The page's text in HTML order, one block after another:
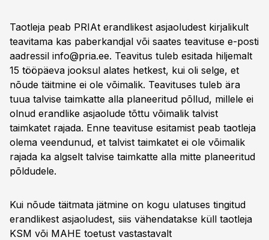
Taotleja peab PRIAt erandlikest asjaoludest kirjalikult
teavitama kas paberkandjal või saates teavituse e-posti
aadressil info@pria.ee. Teavitus tuleb esitada hiljemalt
15 tööpäeva jooksul alates hetkest, kui oli selge, et
nõude täitmine ei ole võimalik. Teavituses tuleb ära
tuua talvise taimkatte alla planeeritud põllud, millele ei
olnud erandlike asjaolude tõttu võimalik talvist
taimkatet rajada. Enne teavituse esitamist peab taotleja
olema veendunud, et talvist taimkatet ei ole võimalik
rajada ka algselt talvise taimkatte alla mitte planeeritud
põldudele.
Kui nõude täitmata jätmine on kogu ulatuses tingitud
erandlikest asjaoludest, siis vähendatakse küll taotleja
KSM või MAHE toetust vastastavalt